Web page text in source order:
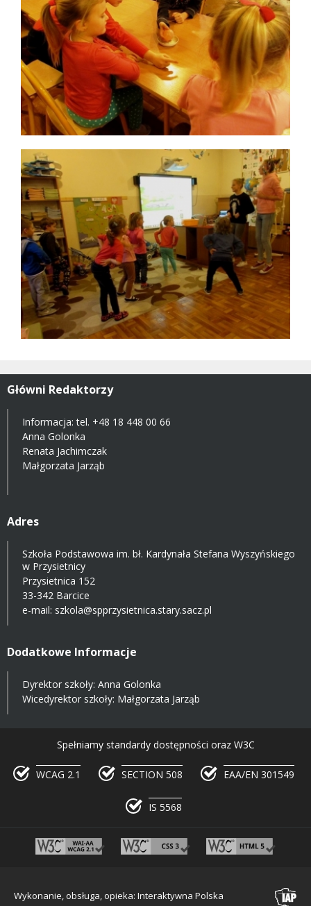
Główni Redaktorzy
Informacja: tel. +48 18 448 00 66
Anna Golonka
Renata Jachimczak
Małgorzata Jarząb
Adres
Szkoła Podstawowa im. bł. Kardynała Stefana Wyszyńskiego
w Przysietnicy
Przysietnica 152
33-342 Barcice
e-mail: szkola@spprzysietnica.stary.sacz.pl
Dodatkowe Informacje
Dyrektor szkoły: Anna Golonka
Wicedyrektor szkoły: Małgorzata Jarząb
Spełniamy standardy dostępności oraz W3C
WCAG 2.1 SECTION 508 EAA/EN 301549
IS 5568
Wykonanie, obsługa, opieka: Interaktywna Polska